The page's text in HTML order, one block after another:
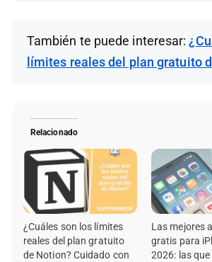
También te puede interesar:
límites reales del plan gratuito
Relacionado
¿Cuáles son los límites
reales del plan gratuito
de Notion? Cuidado con
Las mejores
gratis para
2026: las